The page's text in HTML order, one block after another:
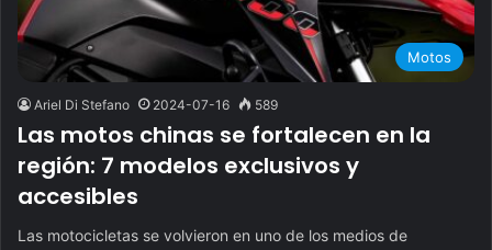
Motos
Ariel Di Stefano 2024-07-16 589
Las motos chinas se fortalecen en la
región: 7 modelos exclusivos y
accesibles
Las motocicletas se volvieron en uno de los medios de